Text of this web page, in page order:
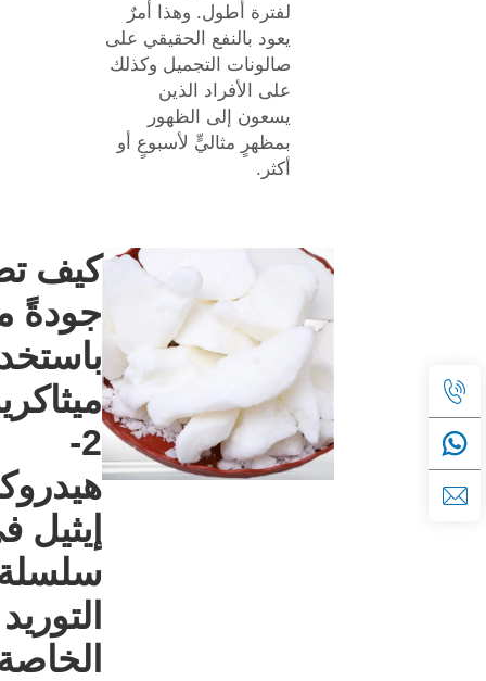
لفترة أطول. وهذا أمرٌ
يعود بالنفع الحقيقي على
صالونات التجميل وكذلك
على الأفراد الذين
يسعون إلى الظهور
بمظهرٍ مثاليٍّ لأسبوعٍ أو
أكثر.
كيف
جودةً
2-
إيثيل
التوريد